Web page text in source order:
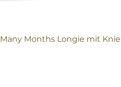
Many Months Longie mit